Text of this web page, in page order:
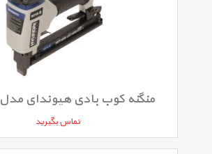
منگنه کوب بادی هیوندای مدل 8016B
تماس بگیرید